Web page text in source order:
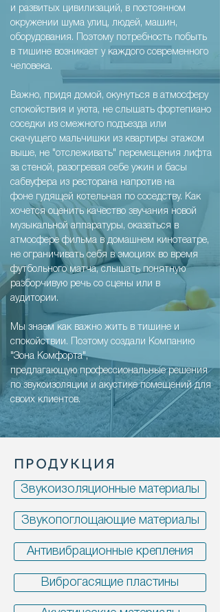
и развитых цивилизаций, в постоянном
окружении шума улиц, людей, машин,
оборудования. Поэтому потребность побыть
в тишине возникает у каждого современного
человека.
Важно, придя домой, окунуться в атмосферу
спокойствия и уюта, не слышать фортепиано
соседки из смежного подъезда или
скачущего мальчишки из квартиры этажом
выше, не "отслеживать" перемещения лифта
за стеной, разогревая себе ужин и басы
сабвуфера из ресторана напротив на
фоне гудящей котельная по соседству. Как
хочется оценить качество звучания новой
музыкальной аппаратуры, оказаться в
атмосфере фильма в домашнем кинотеатре,
не ограничивать себя в эмоциях во время
футбольного матча, слышать понятную
разборчивую речь со сцены или в
аудитории.
Мы знаем как важно жить в тишине и
спокойствии. Поэтому создали Компанию
"Зона Комфорта",
предлагающую профессиональные решения
по звукоизоляции и акустике помещений для
своих клиентов.
ПРОДУКЦИЯ
Звукоизоляционные материалы
Звукопоглощающие материалы
Антивибрационные крепления
Виброгасящие пластины